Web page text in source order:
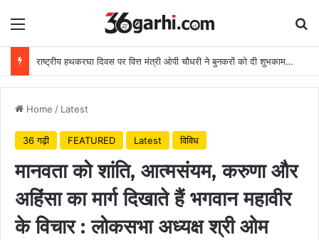
Menu
राष्ट्रीय हथकरघा दिवस पर वित्त मंत्री ओपी चौधरी ने बुनकरों को दी शुभकामनाएं
Home / Latest
36 गढ़ी FEATURED Latest विविध
मानवता को शांति, आत्मसंयम, करुणा और
अहिंसा का मार्ग दिखाते हैं भगवान महावीर
के विचार : लोकसभा अध्यक्ष श्री ओम